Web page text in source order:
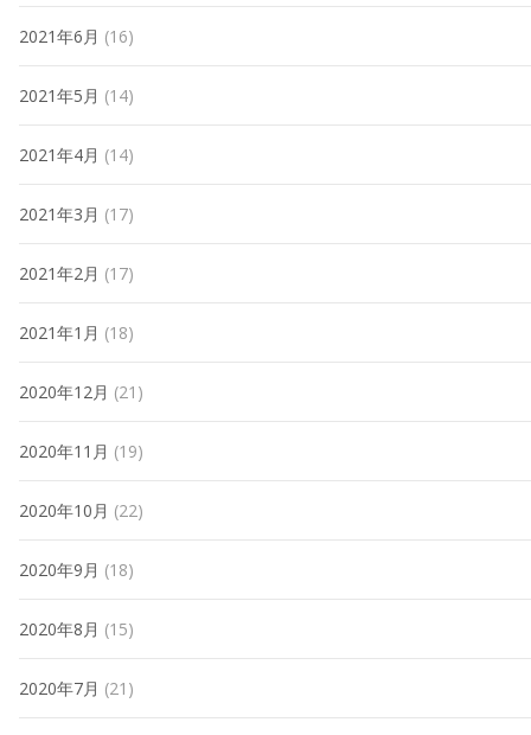
2021年6月 (16)
2021年5月 (14)
2021年4月 (14)
2021年3月 (17)
2021年2月 (17)
2021年1月 (18)
2020年12月 (21)
2020年11月 (19)
2020年10月 (22)
2020年9月 (18)
2020年8月 (15)
2020年7月 (21)